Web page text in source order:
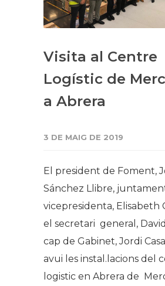
Visita al Centre
Logístic de
a Abrera
3 DE MAIG DE 2019
El president de Foment,
Sánchez Llibre,
vicepresidenta, Elisabeth
el secretari general, David
cap de Gabinet, Jordi
avui les instal.lacions del
logistic en Abrera de